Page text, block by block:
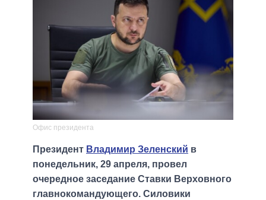
Офис президента
Президент Владимир Зеленский в
понедельник, 29 апреля, провел
очередное заседание Ставки Верховного
главнокомандующего. Силовики